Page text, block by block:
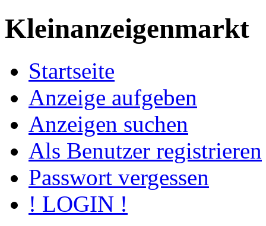
Kleinanzeigenmarkt
Startseite
Anzeige aufgeben
Anzeigen suchen
Als Benutzer registrieren
Passwort vergessen
! LOGIN !